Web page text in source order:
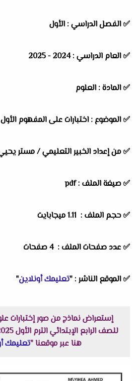
✅الفصل الدراسي : الأول
✅العام الدراسي :2024 - 2025
✅المادة : العلوم
✅الموضوع : اختبارات على المفهوم الأول
✅من إعداد الخبير التعليمي / مستر
✅ صيغة الملف : pdf
✅ حجم الملف : 1.11 ميجابايت
✅ عدد صفحات الملف : 4 صفحات
✅الموقع الناشر : "تعليمك أونلاين"
إستعراض نماذج من صور إختبارات
هنا عبر موقعنا "تعليمك